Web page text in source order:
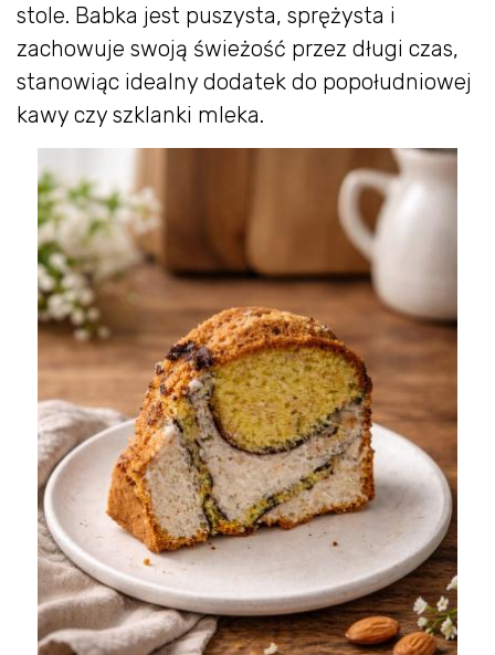
stole. Babka jest puszysta, sprężysta i
zachowuje swoją świeżość przez długi czas,
stanowiąc idealny dodatek do popołudniowej
kawy czy szklanki mleka.